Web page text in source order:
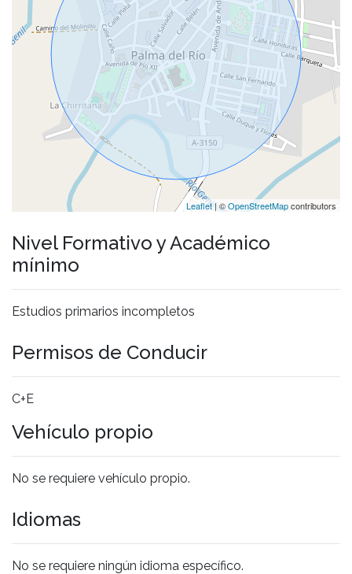
Leaflet| ©OpenStreetMapcontributors
Nivel Formativo y Académico
mínimo
Estudios primarios incompletos
Permisos de Conducir
C+E
Vehículo propio
No se requiere vehículo propio.
Idiomas
No se requiere ningún idioma específico.